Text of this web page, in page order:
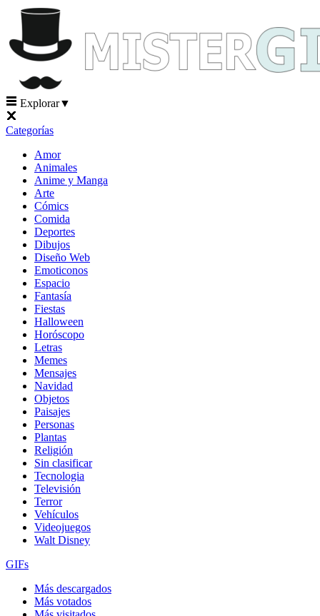
Explorar▼
Categorías
Amor
Animales
Anime y Manga
Arte
Cómics
Comida
Deportes
Dibujos
Diseño Web
Emoticonos
Espacio
Fantasía
Fiestas
Halloween
Horóscopo
Letras
Memes
Mensajes
Navidad
Objetos
Paisajes
Personas
Plantas
Religión
Sin clasificar
Tecnologia
Televisión
Terror
Vehículos
Videojuegos
Walt Disney
GIFs
Más descargados
Más votados